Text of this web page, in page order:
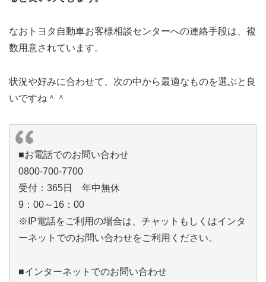
なおトヨタ自動車お客様相談センターへの連絡手段は、複
数用意されています。
状況や好みに合わせて、次の中から最適なものを選ぶと良
いですね＾＾
■お電話でのお問い合わせ
0800-700-7700
受付：365日 年中無休
9：00～16：00
※IP電話をご利用の場合は、チャットもしくはインタ
ーネットでのお問い合わせをご利用ください。
■インターネットでのお問い合わせ